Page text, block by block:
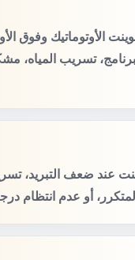
الأوتوماتيك وفوق
تسريب المياه،
عند ضعف التبريد،
أو عدم انتظام